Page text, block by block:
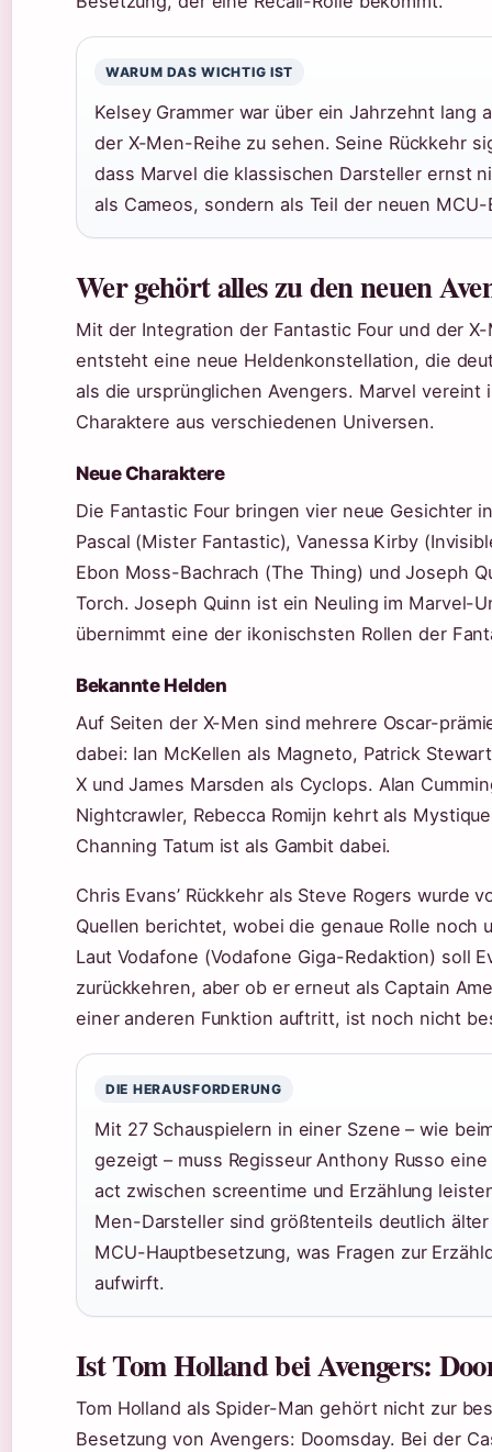
WARUM DAS WICHTIG IST
Kelsey Grammer war über ein Jahrzehnt lang
der X-Men-Reihe zu sehen. Seine Rückkehr
dass Marvel die klassischen Darsteller ernst
als Cameos, sondern als Teil der neuen MCU-
Wer gehört alles zu den neuen
Mit der Integration der Fantastic Four und der
entsteht eine neue Heldenkonstellation, die
als die ursprünglichen Avengers. Marvel vereint
Charaktere aus verschiedenen Universen.
Neue Charaktere
Die Fantastic Four bringen vier neue Gesichter
Pascal (Mister Fantastic), Vanessa Kirby
Ebon Moss-Bachrach (The Thing) und Joseph
Torch. Joseph Quinn ist ein Neuling im Marvel-
übernimmt eine der ikonischsten Rollen der
Bekannte Helden
Auf Seiten der X-Men sind mehrere Oscar-
dabei: Ian McKellen als Magneto, Patrick
X und James Marsden als Cyclops. Alan
Nightcrawler, Rebecca Romijn kehrt als
Channing Tatum ist als Gambit dabei.
Chris Evans’ Rückkehr als Steve Rogers wurde
Quellen berichtet, wobei die genaue Rolle noch
Laut Vodafone (Vodafone Giga-Redaktion) soll
zurückkehren, aber ob er erneut als Captain
einer anderen Funktion auftritt, ist noch nicht
DIE HERAUSFORDERUNG
Mit 27 Schauspielern in einer Szene – wie
gezeigt – muss Regisseur Anthony Russo
act zwischen screentime und Erzählung
Men-Darsteller sind größtenteils deutlich
MCU-Hauptbesetzung, was Fragen zur
aufwirft.
Ist Tom Holland bei Avengers:
Tom Holland als Spider-Man gehört nicht zur
Besetzung von Avengers: Doomsday. Bei der